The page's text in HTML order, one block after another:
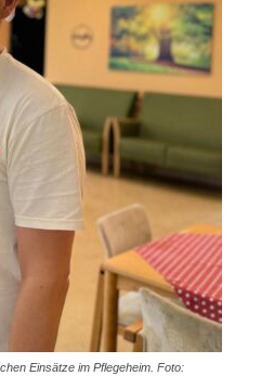
Einsätze im Pflegeheim. Foto: